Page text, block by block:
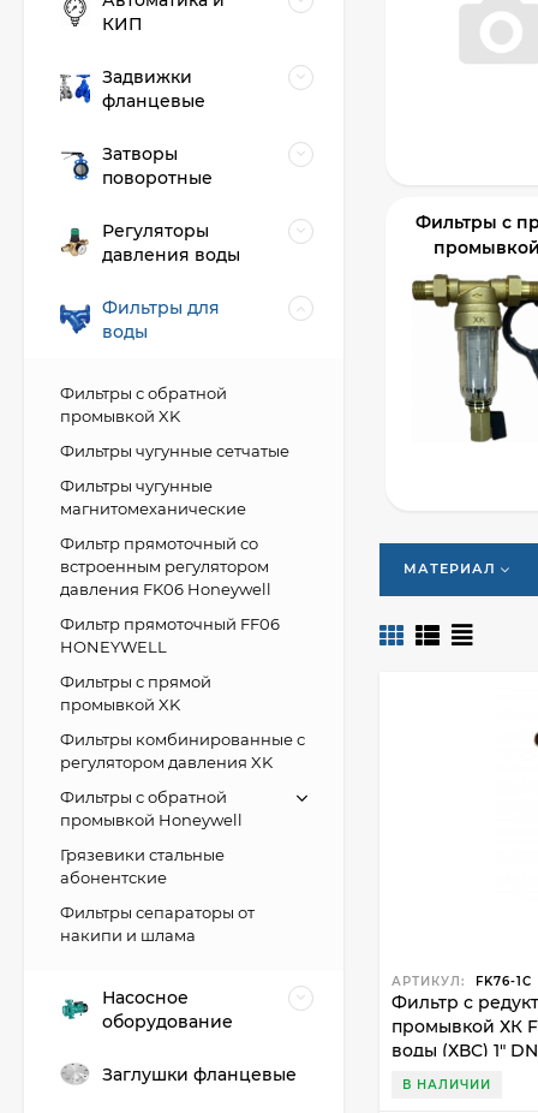
Фильтры с
МАТЕРИАЛ
АРТИКУЛ: FK76-1C
Фильтр с
промывкой ХК
воды (ХВС) 1"
В НАЛИЧИИ
КИП
Задвижки
фланцевые
Затворы
поворотные
Регуляторы
давления воды
Фильтры для
воды
Фильтры с обратной
промывкой XK
Фильтры чугунные сетчатые
Фильтры чугунные
магнитомеханические
Фильтр прямоточный со
встроенным регулятором
давления FK06 Honeywell
Фильтр прямоточный FF06
HONEYWELL
Фильтры с прямой
промывкой XK
Фильтры комбинированные с
регулятором давления XK
Фильтры с обратной
промывкой Honeywell
Грязевики стальные
абонентские
Фильтры сепараторы от
накипи и шлама
Насосное
оборудование
Заглушки фланцевые